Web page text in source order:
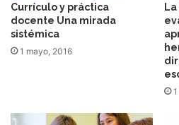
Currículo y práctica
docente Una mirada
sistémica
1 mayo, 2016